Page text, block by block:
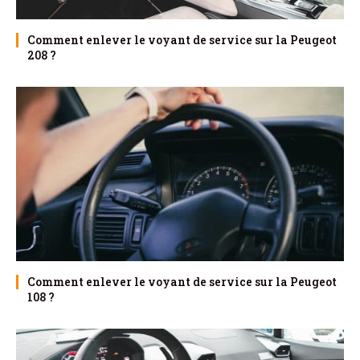
Comment enlever le voyant de service sur la Peugeot
208 ?
Comment enlever le voyant de service sur la Peugeot
108 ?